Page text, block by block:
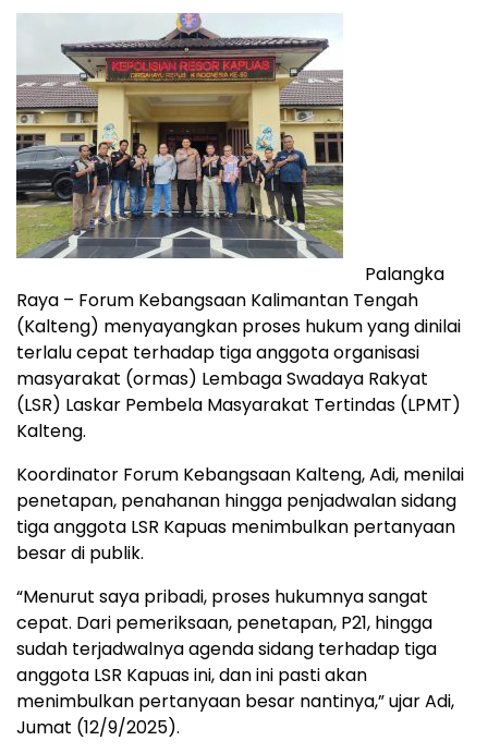
Palangka
Raya – Forum Kebangsaan Kalimantan Tengah
(Kalteng) menyayangkan proses hukum yang dinilai
terlalu cepat terhadap tiga anggota organisasi
masyarakat (ormas) Lembaga Swadaya Rakyat
(LSR) Laskar Pembela Masyarakat Tertindas (LPMT)
Kalteng.
Koordinator Forum Kebangsaan Kalteng, Adi, menilai
penetapan, penahanan hingga penjadwalan sidang
tiga anggota LSR Kapuas menimbulkan pertanyaan
besar di publik.
“Menurut saya pribadi, proses hukumnya sangat
cepat. Dari pemeriksaan, penetapan, P21, hingga
sudah terjadwalnya agenda sidang terhadap tiga
anggota LSR Kapuas ini, dan ini pasti akan
menimbulkan pertanyaan besar nantinya,” ujar Adi,
Jumat (12/9/2025).